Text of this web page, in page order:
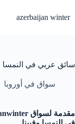
azerbaijan winter
سائق عربي في النمسا
سواق في أوروبا
مقدمة لسواق azerbaijanwinter